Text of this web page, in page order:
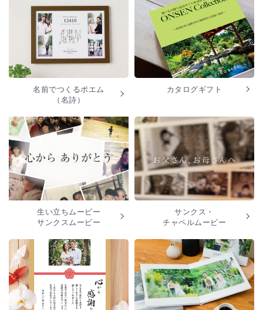
名前でつくるポエム
（名詩）
カタログギフト
生い立ちムービー
サンクスムービー
サンクス・
チャペルムービー